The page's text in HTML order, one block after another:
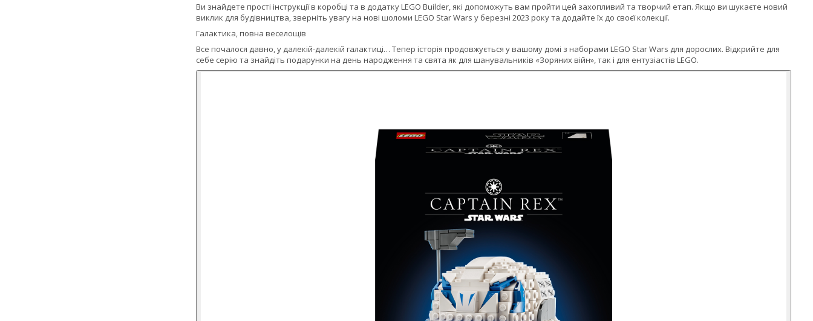
Ви знайдете прості інструкції в коробці та в додатку LEGO Builder, які допоможуть вам пройти цей захопливий та творчий етап. Якщо ви шукаєте новий
виклик для будівництва, зверніть увагу на нові шоломи LEGO Star Wars у березні 2023 року та додайте їх до своєї колекції.
Галактика, повна веселощів
Все почалося давно, у далекій-далекій галактиці… Тепер історія продовжується у вашому домі з наборами LEGO Star Wars для дорослих. Відкрийте для
себе серію та знайдіть подарунки на день народження та свята як для шанувальників «Зоряних війн», так і для ентузіастів LEGO.